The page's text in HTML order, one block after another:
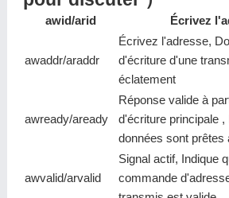
awid/arid Écrivez
awaddr/araddr
Écrivez l'adresse,
d'écriture d'une
éclatement
awready/aready
Réponse valide à
d'écriture principale ,
données sont prêtes
awvalid/arvalid
Signal actif, Indique
commande